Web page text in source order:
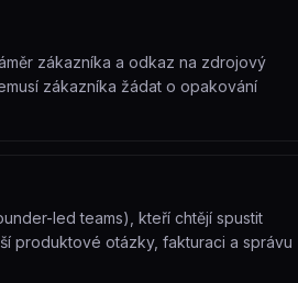
zákazníka a odkaz na zdrojový
zákazníka žádat o opakování
led teams), kteří chtějí spustit
produktové otázky, fakturaci a správu